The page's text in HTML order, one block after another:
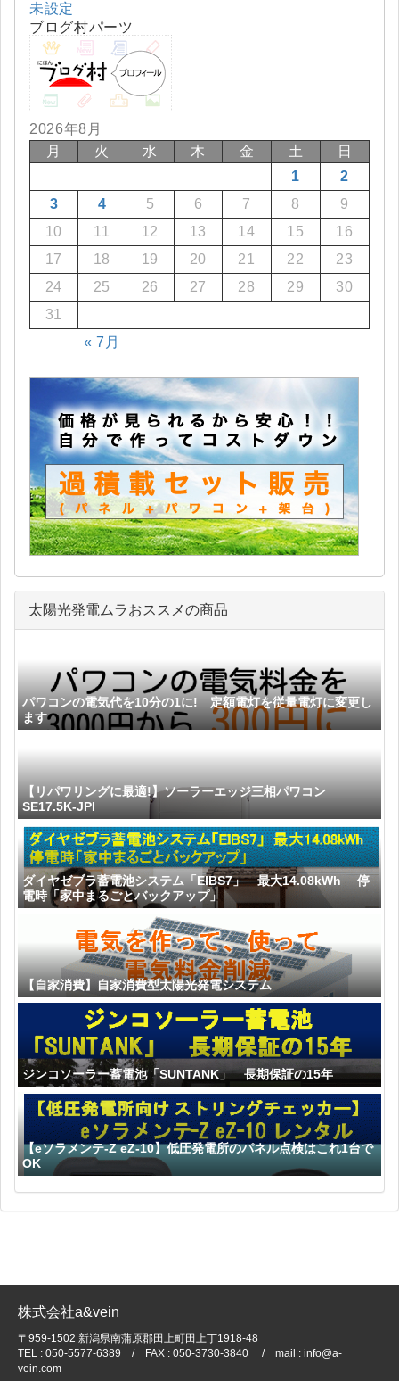
未設定
ブログ村パーツ
2026年8月
月
火 水 木 金 土 日
« 7月
1
2
3
4 5 6 7 8
9
10
11 12 13 14 15
16
17
18 19 20 21 22
23
24
25 26 27 28 29
30
31
太陽光発電ムラおススメの商品
パワコンの電気代を10分の1に! 定額電灯を従量電灯に変更し
ます
【リパワリングに最適!】ソーラーエッジ三相パワコン
SE17.5K-JPI
ダイヤゼブラ蓄電池システム「EIBS7」 最大14.08kWh 停
電時「家中まるごとバックアップ」
【自家消費】自家消費型太陽光発電システム
ジンコソーラー蓄電池「SUNTANK」 長期保証の15年
【eソラメンテ-Z eZ-10】低圧発電所のパネル点検はこれ1台で
OK
株式会社a&vein
〒959-1502 新潟県南蒲原郡田上町田上丁1918-48
TEL : 050-5577-6389 / FAX : 050-3730-3840 / mail : info@a-
vein.com